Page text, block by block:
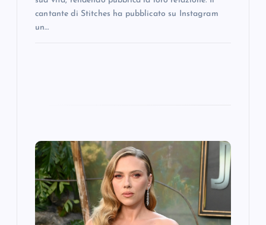
cantante di Stitches ha pubblicato su Instagram
un…